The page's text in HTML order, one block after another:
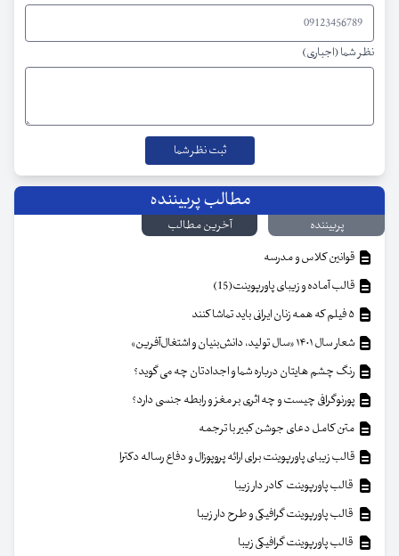
نظر شما (اجباری)
مطالب پربیننده
پربیننده
آخرین مطالب
قوانین کلاس و مدرسه
قالب آماده و زیبای پاورپوینت(15)
شعار سال ۱۴۰۱ «سال تولید، دانش‌بنیان و اشتغال‌آفرین»
رنگ چشم هایتان درباره شما و اجدادتان چه می گوید؟
پورنوگرافی چیست و چه اثری بر مغز و رابطه جنسی دارد؟
متن کامل دعای جوشن کبیر با ترجمه
قالب زیبای پاورپوینت برای ارائه پروپوزال و دفاع رساله دکترا
قالب پاورپوینت کادر دار زیبا
قالب پاورپوینت گرافیکی و طرح دار زیبا
قالب پاورپوینت گرافیکی زیبا